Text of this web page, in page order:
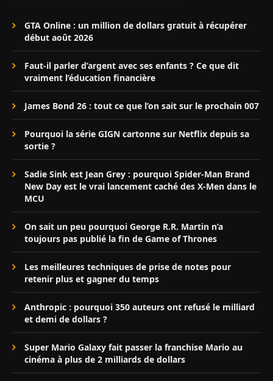
GTA Online : un million de dollars gratuit à récupérer
début août 2026
Faut-il parler d’argent avec ses enfants ? Ce que dit
vraiment l’éducation financière
James Bond 26 : tout ce que l’on sait sur le prochain 007
Pourquoi la série GIGN cartonne sur Netflix depuis sa
sortie ?
Sadie Sink est Jean Grey : pourquoi Spider-Man Brand
New Day est le vrai lancement caché des X-Men dans le
MCU
On sait un peu pourquoi George R.R. Martin n’a
toujours pas publié la fin de Game of Thrones
Les meilleures techniques de prise de notes pour
retenir plus et gagner du temps
Anthropic : pourquoi 350 auteurs ont refusé le milliard
et demi de dollars ?
Super Mario Galaxy fait passer la franchise Mario au
cinéma à plus de 2 milliards de dollars